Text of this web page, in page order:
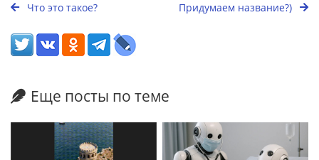
Что это такое? Придумаем название?)
Еще посты по теме